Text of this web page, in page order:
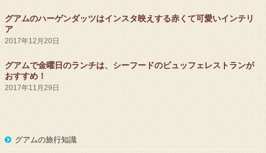
グアムのハーゲンダッツはインスタ映えする赤くて可愛いインテリ
ア
2017年12月20日
グアムで金曜日のランチは、シーフードのビュッフェレストランが
おすすめ！
2017年11月29日
グアムの旅行知識